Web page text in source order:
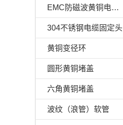
EMC防磁波黄铜电缆固定头
304不锈钢电缆固定头
黄铜变径环
圆形黄铜堵盖
六角黄铜堵盖
波纹（浪管）软管